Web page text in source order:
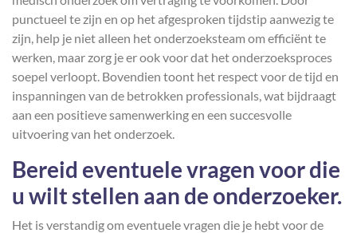
punctueel te zijn en op het afgesproken tijdstip aanwezig te
zijn, help je niet alleen het onderzoeksteam om efficiënt te
werken, maar zorg je er ook voor dat het onderzoeksproces
soepel verloopt. Bovendien toont het respect voor de tijd en
inspanningen van de betrokken professionals, wat bijdraagt
aan een positieve samenwerking en een succesvolle
uitvoering van het onderzoek.
Bereid eventuele vragen voor die
u wilt stellen aan de onderzoeker.
Het is verstandig om eventuele vragen die je hebt voor de